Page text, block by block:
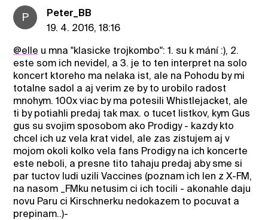
P
Peter_BB
19. 4. 2016, 18:16
@elle u mna "klasicke trojkombo": 1. su k mání :), 2.
este som ich nevidel, a 3. je to ten interpret na solo
koncert ktoreho ma nelaka ist, ale na Pohodu by mi
totalne sadol a aj verim ze by to urobilo radost
mnohym. 100x viac by ma potesili Whistlejacket, ale
ti by potiahli predaj tak max. o tucet listkov, kym Gus
gus su svojim sposobom ako Prodigy - kazdy kto
chcel ich uz vela krat videl, ale zas zistujem aj v
mojom okoli kolko vela fans Prodigy na ich koncerte
este neboli, a presne tito tahaju predaj aby sme si
par tuctov ludi uzili Vaccines (poznam ich len z X-FM,
na nasom _FMku netusim ci ich tocili - akonahle daju
novu Paru ci Kirschnerku nedokazem to pocuvat a
prepinam..)-